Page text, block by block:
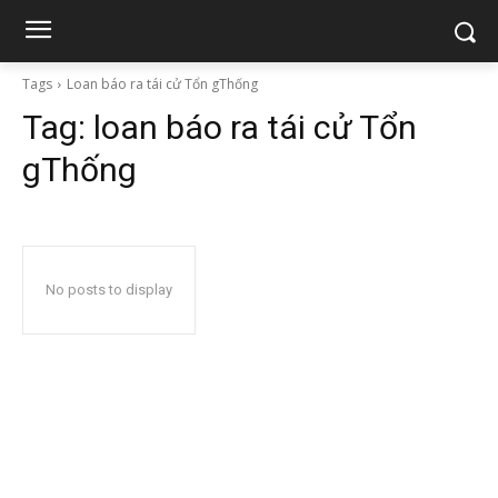
Tags Loan báo ra tái cử Tổn gThống
Tag: loan báo ra tái cử Tổn
gThống
No posts to display